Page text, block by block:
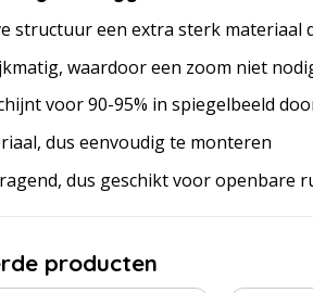
structuur een extra sterk materiaal
waardoor een zoom niet
voor 90-95% in spiegelbeeld
dus eenvoudig te monteren
dus geschikt voor openbare
producten